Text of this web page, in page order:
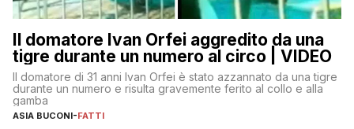
Il domatore Ivan Orfei aggredito da una
tigre durante un numero al circo | VIDEO
Il domatore di 31 anni Ivan Orfei è stato azzannato da una tigre
durante un numero e risulta gravemente ferito al collo e alla
gamba
ASIA BUCONI-FATTI